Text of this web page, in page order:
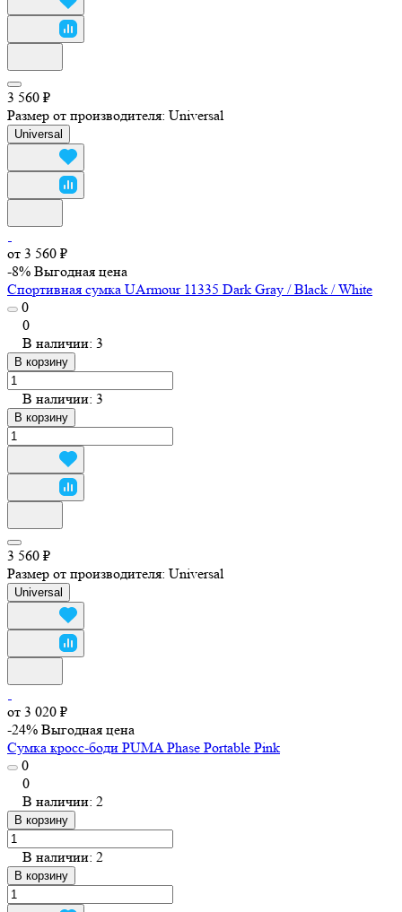
3 560 ₽
Размер от производителя: Universal
Universal
от 3 560 ₽
-8% Выгодная цена
Спортивная сумка UArmour 11335 Dark Gray / Black / White
0
0
В наличии: 3
В корзину
В наличии: 3
В корзину
3 560 ₽
Размер от производителя: Universal
Universal
от 3 020 ₽
-24% Выгодная цена
Сумка кросс-боди PUMA Phase Portable Pink
0
0
В наличии: 2
В корзину
В наличии: 2
В корзину